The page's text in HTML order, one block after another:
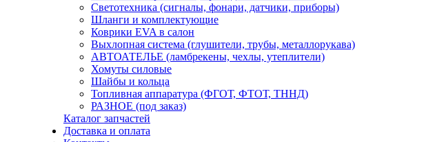
Светотехника (сигналы, фонари, датчики, приборы)
Шланги и комплектующие
Коврики EVA в салон
Выхлопная система (глушители, трубы, металлорукава)
АВТОАТЕЛЬЕ (ламбрекены, чехлы, утеплители)
Хомуты силовые
Шайбы и кольца
Топливная аппаратура (ФГОТ, ФТОТ, ТННД)
РАЗНОЕ (под заказ)
Каталог запчастей
Доставка и оплата